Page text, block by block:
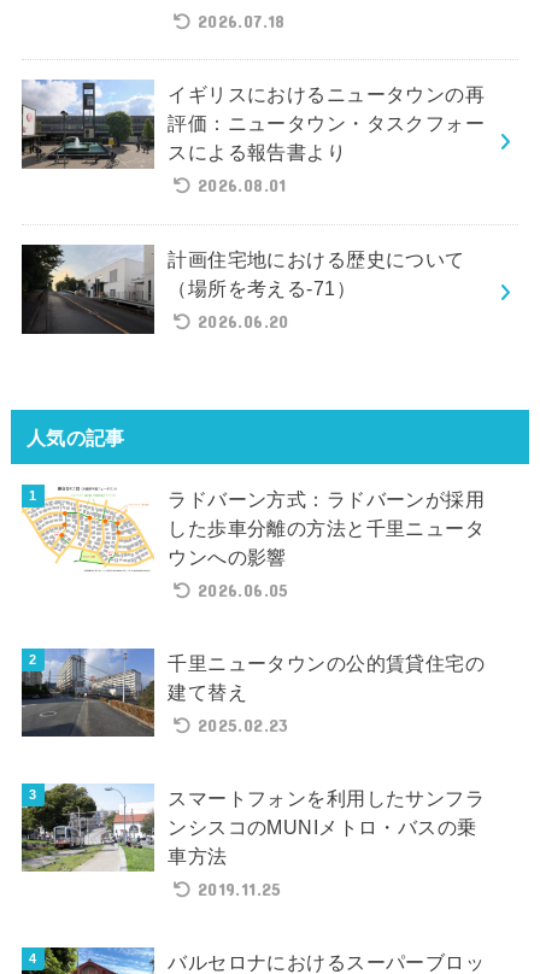
2026.07.18
イギリスにおけるニュータウンの再
評価：ニュータウン・タスクフォー
スによる報告書より
2026.08.01
計画住宅地における歴史について
（場所を考える-71）
2026.06.20
人気の記事
ラドバーン方式：ラドバーンが採用
した歩車分離の方法と千里ニュータ
ウンへの影響
2026.06.05
千里ニュータウンの公的賃貸住宅の
建て替え
2025.02.23
スマートフォンを利用したサンフラ
ンシスコのMUNIメトロ・バスの乗
車方法
2019.11.25
バルセロナにおけるスーパーブロッ